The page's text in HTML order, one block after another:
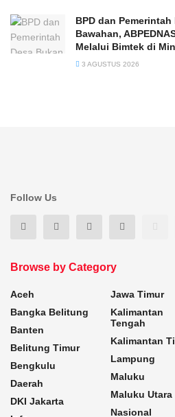
BPD dan
Bawahan,
Melalui Bimtek di
3 AGUSTUS 2026
Follow Us
Browse by Category
Aceh
Bangka Belitung
Banten
Belitung Timur
Bengkulu
Daerah
DKI Jakarta
Jawa Timur
Kalimantan
Tengah
Kalimantan
Lampung
Maluku
Maluku Utara
Nasional